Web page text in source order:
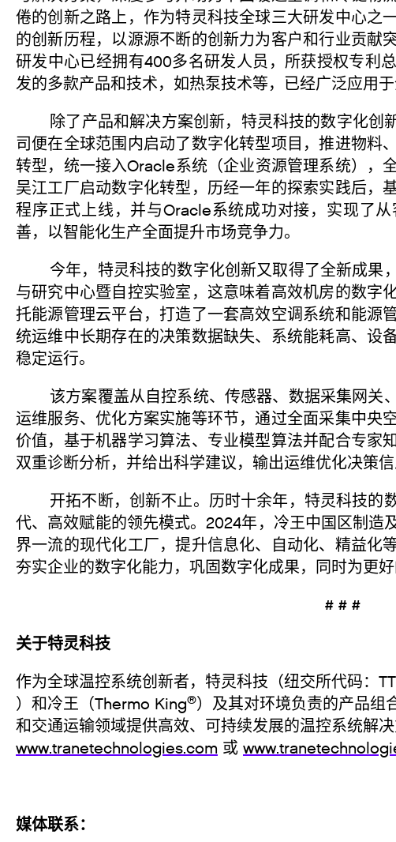
倦的创新之路上，作为特灵科技全球三大研发中心之
的创新历程，以源源不断的创新力为客户和行业贡献
研发中心已经拥有400多名研发人员，所获授权专利
发的多款产品和技术，如热泵技术等，已经广泛应用于
除了产品和解决方案创新，特灵科技的数字化创
司便在全球范围内启动了数字化转型项目，推进物料
转型，统一接入Oracle系统（企业资源管理系统），
吴江工厂启动数字化转型，历经一年的探索实践后，
程序正式上线，并与Oracle系统成功对接，实现了
善，以智能化生产全面提升市场竞争力。
今年，特灵科技的数字化创新又取得了全新成果
与研究中心暨自控实验室，这意味着高效机房的数字
托能源管理云平台，打造了一套高效空调系统和能源
统运维中长期存在的决策数据缺失、系统能耗高、设
稳定运行。
该方案覆盖从自控系统、传感器、数据采集网关
运维服务、优化方案实施等环节，通过全面采集中央
价值，基于机器学习算法、专业模型算法并配合专家
双重诊断分析，并给出科学建议，输出运维优化决策信
开拓不断，创新不止。历时十余年，特灵科技的
代、高效赋能的领先模式。2024年，冷王中国区制造
界一流的现代化工厂，提升信息化、自动化、精益化
夯实企业的数字化能力，巩固数字化成果，同时为更好
# # #
关于特灵科技
作为全球温控系统创新者，特灵科技（纽交所代码：
）和冷王（Thermo King®）及其对环境负责的产品组
和交通运输领域提供高效、可持续发展的温控系统解
www.tranetechnologies.com 或
媒体联系